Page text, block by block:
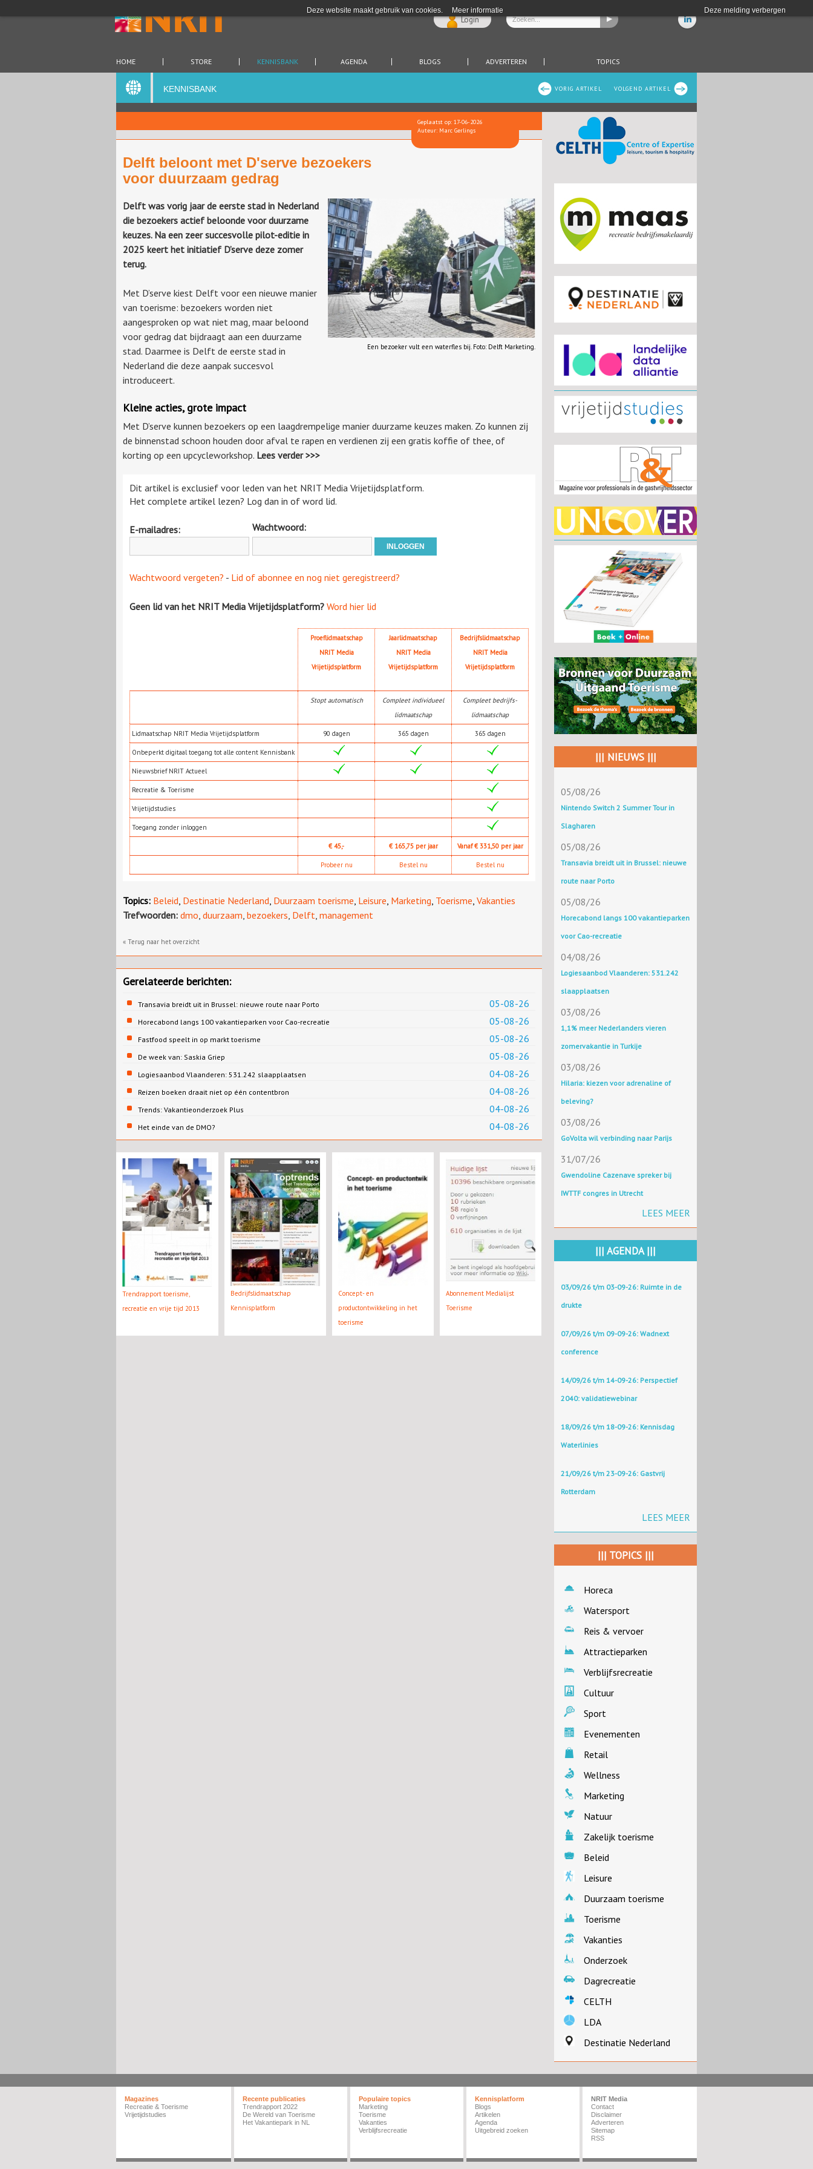
Deze website maakt gebruik van cookies. Meer informatie Deze melding verbergen
Login
HOME STORE KENNISBANK AGENDA BLOGS ADVERTEREN TOPICS
VOLGEND ARTIKEL
VORIG ARTIKEL
KENNISBANK
Geplaatst op: 17-06-2026
Auteur: Marc Gerlings
Delft beloont met D'serve bezoekers
voor duurzaam gedrag
Een bezoeker vult een waterfles bij. Foto: Delft Marketing.
Delft was vorig jaar de eerste stad in Nederland
die bezoekers actief beloonde voor duurzame
keuzes. Na een zeer succesvolle pilot-editie in
2025 keert het initiatief D’serve deze zomer
terug.
Met D’serve kiest Delft voor een nieuwe manier
van toerisme: bezoekers worden niet
aangesproken op wat niet mag, maar beloond
voor gedrag dat bijdraagt aan een duurzame
stad. Daarmee is Delft de eerste stad in
Nederland die deze aanpak succesvol
introduceert.
Kleine acties, grote impact
Met D’serve kunnen bezoekers op een laagdrempelige manier duurzame keuzes maken. Zo kunnen zij
de binnenstad schoon houden door afval te rapen en verdienen zij een gratis koffie of thee, of
korting op een upcycleworkshop. Lees verder >>>
Dit artikel is exclusief voor leden van het NRIT Media Vrijetijdsplatform.
Het complete artikel lezen? Log dan in of word lid.
E-mailadres: Wachtwoord:
Wachtwoord vergeten? - Lid of abonnee en nog niet geregistreerd?
Geen lid van het NRIT Media Vrijetijdsplatform? Word hier lid
Proeflidmaatschap
NRIT Media
Vrijetijdsplatform
Jaarlidmaatschap
NRIT Media
Vrijetijdsplatform
Bedrijfslidmaatschap
NRIT Media
Vrijetijdsplatform
Stopt automatisch
Compleet individueel
lidmaatschap
Compleet bedrijfs-
lidmaatschap
Lidmaatschap NRIT Media Vrijetijdsplatform 90 dagen 365 dagen 365 dagen
Onbeperkt digitaal toegang tot alle content Kennisbank
Nieuwsbrief NRIT Actueel
Recreatie & Toerisme
Vrijetijdstudies
Toegang zonder inloggen
€ 45,- € 165,75 per jaar Vanaf € 331,50 per jaar
Probeer nu Bestel nu Bestel nu
Topics: Beleid Destinatie Nederland Duurzaam toerisme Leisure Marketing Toerisme Vakanties
Trefwoorden: dmo duurzaam bezoekers Delft management
« Terug naar het overzicht
Gerelateerde berichten:
05-08-26
Transavia breidt uit in Brussel: nieuwe route naar Porto
05-08-26
Horecabond langs 100 vakantieparken voor Cao-recreatie
05-08-26
Fastfood speelt in op markt toerisme
05-08-26
De week van: Saskia Griep
04-08-26
Logiesaanbod Vlaanderen: 531.242 slaapplaatsen
04-08-26
Reizen boeken draait niet op één contentbron
04-08-26
Trends: Vakantieonderzoek Plus
04-08-26
Het einde van de DMO?
Trendrapport toerisme,
recreatie en vrije tijd 2013
Bedrijfslidmaatschap
Kennisplatform
Concept- en
productontwikkeling in het
toerisme
Abonnement Medialijst
Toerisme
||| NIEUWS |||
05/08/26
Nintendo Switch 2 Summer Tour in
Slagharen
05/08/26
Transavia breidt uit in Brussel: nieuwe
route naar Porto
05/08/26
Horecabond langs 100 vakantieparken
voor Cao-recreatie
04/08/26
Logiesaanbod Vlaanderen: 531.242
slaapplaatsen
03/08/26
1,1% meer Nederlanders vieren
zomervakantie in Turkije
03/08/26
Hilaria: kiezen voor adrenaline of
beleving?
03/08/26
GoVolta wil verbinding naar Parijs
31/07/26
Gwendoline Cazenave spreker bij
IWTTF congres in Utrecht
LEES MEER
||| AGENDA |||
03/09/26 t/m 03-09-26: Ruimte in de
drukte
07/09/26 t/m 09-09-26: Wadnext
conference
14/09/26 t/m 14-09-26: Perspectief
2040: validatiewebinar
18/09/26 t/m 18-09-26: Kennisdag
Waterlinies
21/09/26 t/m 23-09-26: Gastvrij
Rotterdam
LEES MEER
||| TOPICS |||
Horeca
Watersport
Reis & vervoer
Attractieparken
Verblijfsrecreatie
Cultuur
Sport
Evenementen
Retail
Wellness
Marketing
Natuur
Zakelijk toerisme
Beleid
Leisure
Duurzaam toerisme
Toerisme
Vakanties
Onderzoek
Dagrecreatie
CELTH
LDA
Destinatie Nederland
Magazines
Recreatie & Toerisme
Vrijetijdstudies
Recente publicaties
Trendrapport 2022
De Wereld van Toerisme
Het Vakantiepark in NL
Populaire topics
Marketing
Toerisme
Vakanties
Verblijfsrecreatie
Kennisplatform
Blogs
Artikelen
Agenda
Uitgebreid zoeken
NRIT Media
Contact
Disclaimer
Adverteren
Sitemap
RSS